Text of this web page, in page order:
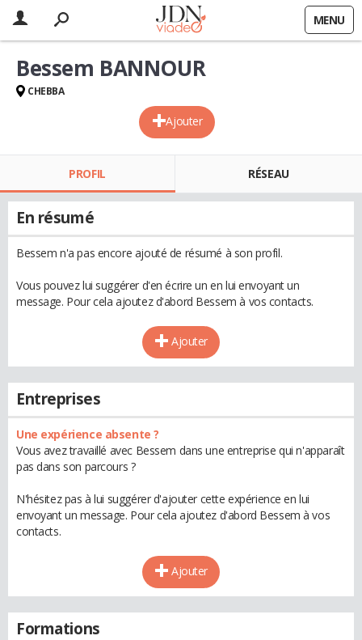
MENU
Ajouter
Bessem BANNOUR
CHEBBA
PROFIL RÉSEAU
En résumé
Bessem n'a pas encore ajouté de résumé à son profil.
Vous pouvez lui suggérer d'en écrire un en lui envoyant un
message. Pour cela ajoutez d'abord Bessem à vos contacts.
Ajouter
Entreprises
Une expérience absente ?
Vous avez travaillé avec Bessem dans une entreprise qui n'apparaît
pas dans son parcours ?
N'hésitez pas à lui suggérer d'ajouter cette expérience en lui
envoyant un message. Pour cela ajoutez d'abord Bessem à vos
contacts.
Ajouter
Formations